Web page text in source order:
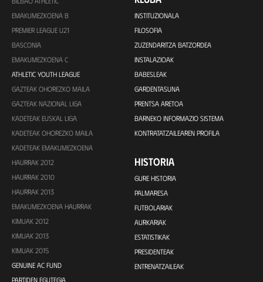
EMAKUMEZKOENA B
PREMIER LEAGUE U21
BASCONIA
EMAKUMEZKOENA C
ATHLETIC YOUTH LEAGUE
GAZTEAK OHOREZKO MAILA
GAZTEAK NAZIONAL LIGA
KADETEAK EUSKAL LIGA
KADETEAK OHOREZKO MAILA
KADETEAK EMAKUMEZKOENA
HAURRAK 2012
HAURRAK 2010
HAURRAK 2013
EMAKUMEZKOENA HAURRAK
KIMUAK 2012
KIMUAK 2013
KIMUAK 2015
GENUINE AC FUND
PARTIDEN EGUTEGIA
INSTITUZIONALA
FILOSOFIA
ZUZENDARITZA BATZORDEA
INSTALAZIOAK
BABESLEAK
GARDENTASUNA
PRENTSA ARETOA
BARNEKO INFORMAZIO SISTEMA
KONTRATATZAILEAREN PROFILA
HISTORIA
GURE HISTORIA
PALMARESA
FUTBOLARIAK
AURKARIAK
ESTATISTIKAK
PRESIDENTEAK
ENTRENATZAILEAK